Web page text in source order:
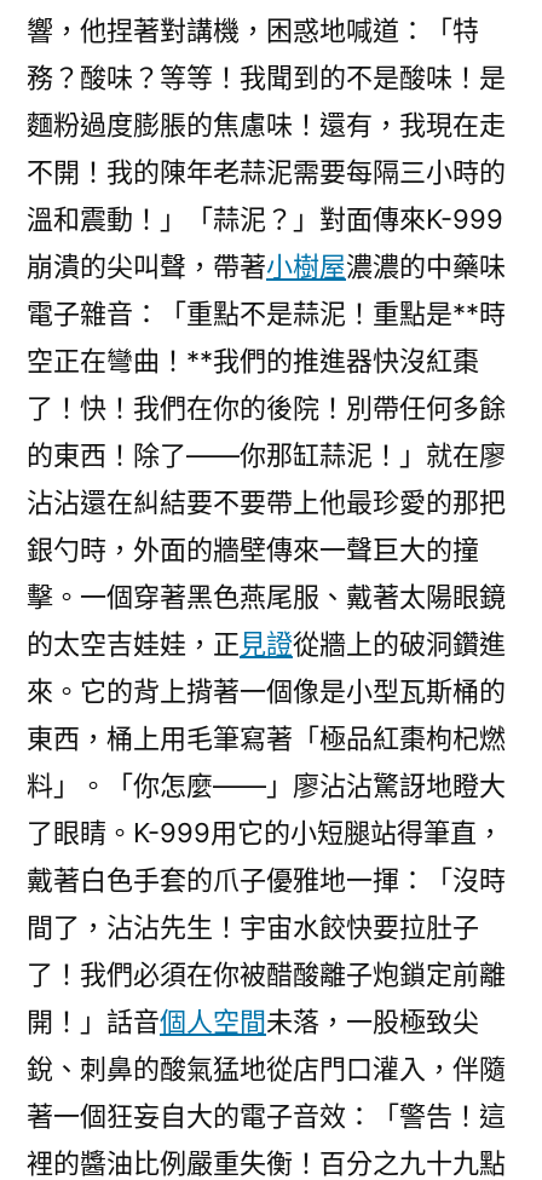
響，他捏著對講機，困惑地喊道：「特
務？酸味？等等！我聞到的不是酸味！是
麵粉過度膨脹的焦慮味！還有，我現在走
不開！我的陳年老蒜泥需要每隔三小時的
溫和震動！」「蒜泥？」對面傳來K-999
崩潰的尖叫聲，帶著小樹屋濃濃的中藥味
電子雜音：「重點不是蒜泥！重點是**時
空正在彎曲！**我們的推進器快沒紅棗
了！快！我們在你的後院！別帶任何多餘
的東西！除了——你那缸蒜泥！」就在廖
沾沾還在糾結要不要帶上他最珍愛的那把
銀勺時，外面的牆壁傳來一聲巨大的撞
擊。一個穿著黑色燕尾服、戴著太陽眼鏡
的太空吉娃娃，正見證從牆上的破洞鑽進
來。它的背上揹著一個像是小型瓦斯桶的
東西，桶上用毛筆寫著「極品紅棗枸杞燃
料」。「你怎麼——」廖沾沾驚訝地瞪大
了眼睛。K-999用它的小短腿站得筆直，
戴著白色手套的爪子優雅地一揮：「沒時
間了，沾沾先生！宇宙水餃快要拉肚子
了！我們必須在你被醋酸離子炮鎖定前離
開！」話音個人空間未落，一股極致尖
銳、刺鼻的酸氣猛地從店門口灌入，伴隨
著一個狂妄自大的電子音效：「警告！這
裡的醬油比例嚴重失衡！百分之九十九點